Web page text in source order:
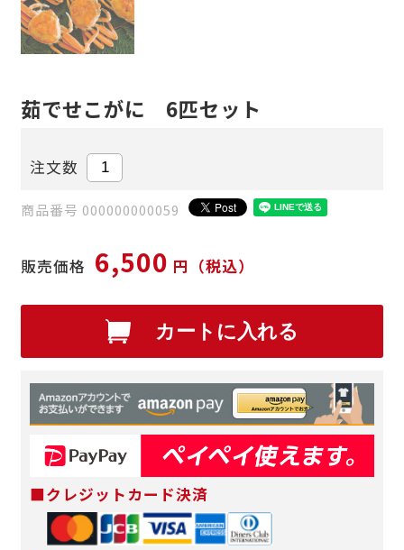
茹でせこがに 6匹セット
注文数
商品番号 000000000059
販売価格 6,500 円（税込）
カートに入れる
■クレジットカード決済